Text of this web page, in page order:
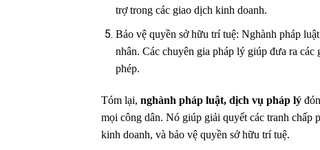
trợ trong các giao dịch kinh doanh.
Bảo vệ quyền sở hữu trí tuệ: Nghành pháp
nhân. Các chuyên gia pháp lý giúp đưa ra các
phép.
Tóm lại, nghành pháp luật, dịch vụ pháp lý
mọi công dân. Nó giúp giải quyết các tranh chấp
kinh doanh, và bảo vệ quyền sở hữu trí tuệ.